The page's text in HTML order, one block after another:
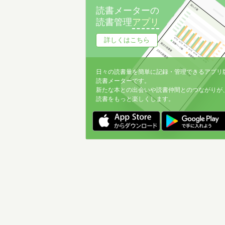
読書メーターの
読書管理アプリ
詳しくはこちら
日々の読書量を簡単に記録・管理できるアプリ
読書メーターです。
新たな本との出会いや読書仲間とのつながりが
読書をもっと楽しくします。